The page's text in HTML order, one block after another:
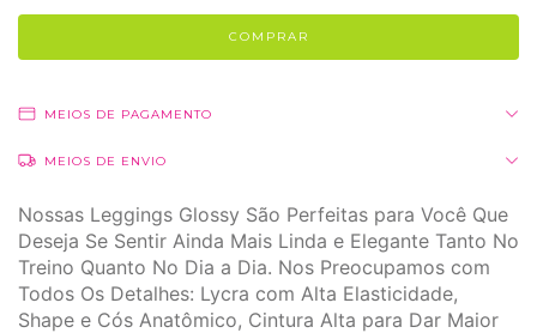
MEIOS DE PAGAMENTO
MEIOS DE ENVIO
Nossas Leggings Glossy São Perfeitas para Você Que
Deseja Se Sentir Ainda Mais Linda e Elegante Tanto No
Treino Quanto No Dia a Dia. Nos Preocupamos com
Todos Os Detalhes: Lycra com Alta Elasticidade,
Shape e Cós Anatômico, Cintura Alta para Dar Maior